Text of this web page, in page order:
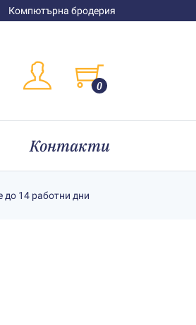
Компютърна бродерия
0
Контакти
14 работни дни